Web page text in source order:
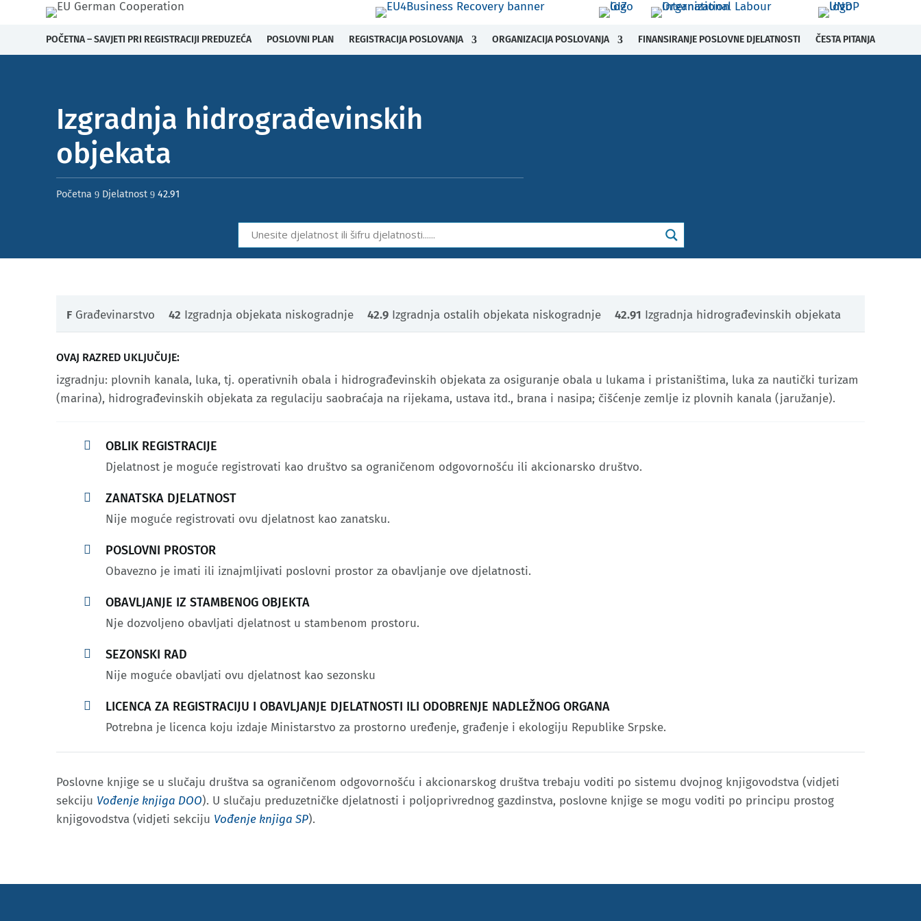
POČETNA – SAVJETI PRI REGISTRACIJI PREDUZEĆA POSLOVNI PLAN REGISTRACIJA POSLOVANJA ORGANIZACIJA POSLOVANJA FINANSIRANJE POSLOVNE DJELATNOSTI ČESTA PITANJA
Izgradnja hidrograđevinskih
objekata
Početna 9 Djelatnost 9 42.91
F Građevinarstvo 42 Izgradnja objekata niskogradnje 42.9 Izgradnja ostalih objekata niskogradnje 42.91 Izgradnja hidrograđevinskih objekata
OVAJ RAZRED UKLJUČUJE:
izgradnju: plovnih kanala, luka, tj. operativnih obala i hidrograđevinskih objekata za osiguranje obala u lukama i pristaništima, luka za nautički turizam
(marina), hidrograđevinskih objekata za regulaciju saobraćaja na rijekama, ustava itd., brana i nasipa; čišćenje zemlje iz plovnih kanala (jaružanje). ​
 OBLIK REGISTRACIJE
Djelatnost je moguće registrovati kao društvo sa ograničenom odgovornošću ili akcionarsko društvo.
 ZANATSKA DJELATNOST
Nije moguće registrovati ovu djelatnost kao zanatsku.
 POSLOVNI PROSTOR
Obavezno je imati ili iznajmljivati poslovni prostor za obavljanje ove djelatnosti.
 OBAVLJANJE IZ STAMBENOG OBJEKTA
Nje dozvoljeno obavljati djelatnost u stambenom prostoru.
 SEZONSKI RAD
Nije moguće obavljati ovu djelatnost kao sezonsku
 LICENCA ZA REGISTRACIJU I OBAVLJANJE DJELATNOSTI ILI ODOBRENJE NADLEŽNOG ORGANA
Potrebna je licenca koju izdaje Ministarstvo za prostorno uređenje, građenje i ekologiju Republike Srpske.
Poslovne knjige se u slučaju društva sa ograničenom odgovornošću i akcionarskog društva trebaju voditi po sistemu dvojnog knjigovodstva (vidjeti
sekciju Vođenje knjiga DOO). U slučaju preduzetničke djelatnosti i poljoprivrednog gazdinstva, poslovne knjige se mogu voditi po principu prostog
knjigovodstva (vidjeti sekciju Vođenje knjiga SP).